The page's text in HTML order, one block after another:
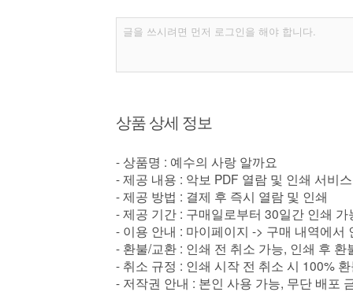
상품 상세 정보
- 상품명 : 예수의 사랑 알까요
- 제공 내용 : 악보 PDF 열람 및 인쇄 서비스
- 제공 방법 : 결제 후 즉시 열람 및 인쇄
- 제공 기간 : 구매일로부터 30일간 인쇄
- 이용 안내 : 마이페이지 -> 구매 내역에서
- 환불/교환 : 인쇄 전 취소 가능, 인쇄 후 환
- 취소 규정 : 인쇄 시작 전 취소 시 100%
- 저작권 안내 : 본인 사용 가능, 무단 배포